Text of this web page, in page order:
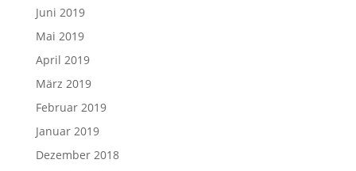
Juni 2019
Mai 2019
April 2019
März 2019
Februar 2019
Januar 2019
Dezember 2018